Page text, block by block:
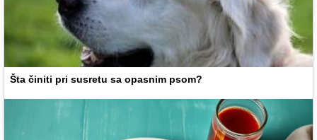
Šta činiti pri susretu sa opasnim psom?